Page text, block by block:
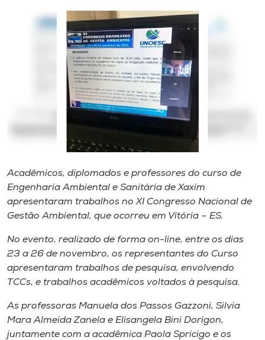
Selecione
A+
Acadêmicos, diplomados e professores do curso de
Engenharia Ambiental e Sanitária de Xaxim
apresentaram trabalhos no XI Congresso Nacional de
Gestão Ambiental, que ocorreu em Vitória – ES.
No evento, realizado de forma on-line, entre os dias
23 a 26 de novembro, os representantes do Curso
apresentaram trabalhos de pesquisa, envolvendo
TCCs, e trabalhos acadêmicos voltados à pesquisa.
As professoras Manuela dos Passos Gazzoni, Silvia
Mara Almeida Zanela e Elisangela Bini Dorigon,
juntamente com a acadêmica Paola Spricigo e os